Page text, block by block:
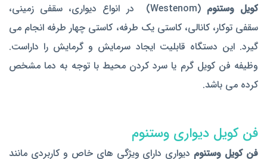
کویل وستنوم
(Westenom) در انواع دیواری، سقفی زمینی،
سقفی توکار، کانالی، کاستی یک طرفه، کاستی چهار طرفه انجام می
گیرد. این دستگاه قابلیت ایجاد سرمایش و گرمایش را داراست.
وظیفه فن کویل گرم یا سرد کردن محیط با توجه به دما مشخص
کرده می باشد.
فن کویل دیواری وستنوم
فن کویل وستنوم دیواری دارای ویژگی های خاص و کاربردی مانند